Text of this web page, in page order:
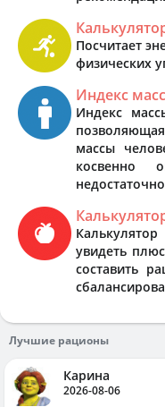
Посчитает
физических
Индекс
Индекс
массы
косвенно
увидеть
составить
Лучшие рационы
Карина
2026-08-06